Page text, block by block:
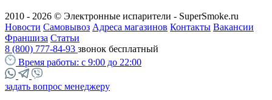
2010 - 2026 © Электронные испарители - SuperSmoke.ru
Новости Самовывоз Адреса магазинов Контакты Вакансии
Франшиза Статьи
8 (800) 777-84-93 звонок бесплатный
Время работы: с 9:00 до 22:00
задать вопрос менеджеру